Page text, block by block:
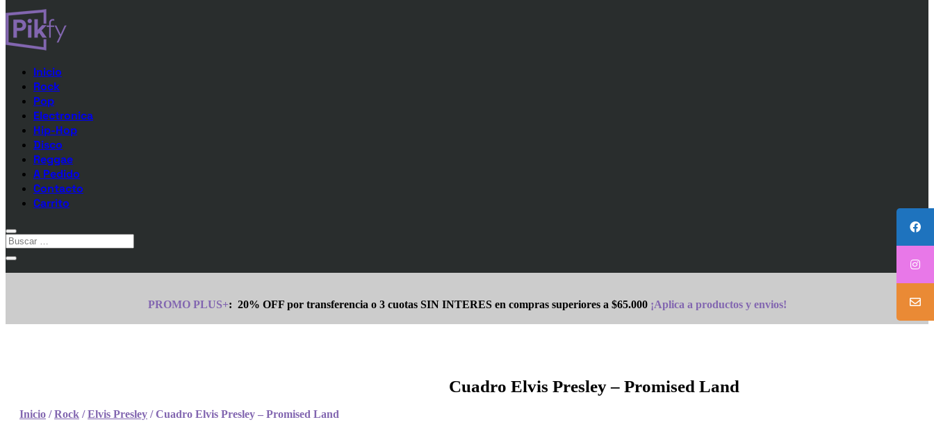
Inicio
Rock
Pop
Electronica
Hip-Hop
Disco
Reggae
A Pedido
Contacto
Carrito
PROMO PLUS+: 20% OFF por transferencia o 3 cuotas SIN INTERES en compras superiores a $65.000¡Aplica a productos y envios!
Cuadro Elvis Presley – Promised Land
Inicio /Rock /Elvis Presley / Cuadro Elvis Presley – Promised Land